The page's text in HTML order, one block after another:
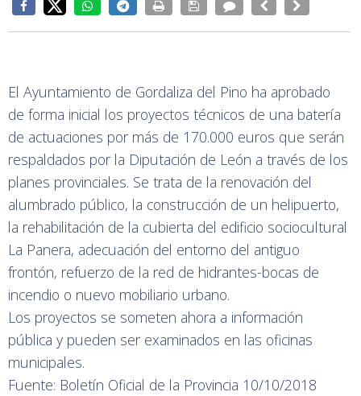
El Ayuntamiento de Gordaliza del Pino ha aprobado
de forma inicial los proyectos técnicos de una batería
de actuaciones por más de 170.000 euros que serán
respaldados por la Diputación de León a través de los
planes provinciales. Se trata de la renovación del
alumbrado público, la construcción de un helipuerto,
la rehabilitación de la cubierta del edificio sociocultural
La Panera, adecuación del entorno del antiguo
frontón, refuerzo de la red de hidrantes-bocas de
incendio o nuevo mobiliario urbano.
Los proyectos se someten ahora a información
pública y pueden ser examinados en las oficinas
municipales.
Fuente: Boletín Oficial de la Provincia 10/10/2018